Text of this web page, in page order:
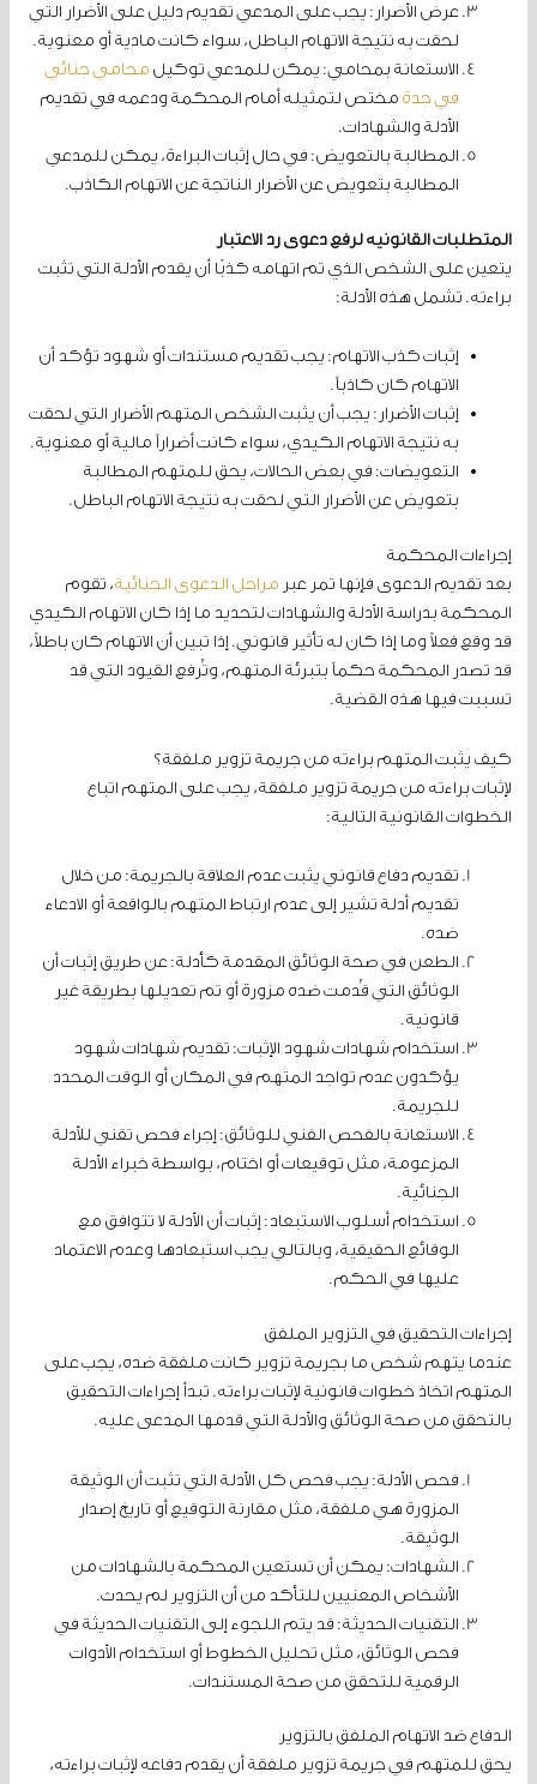
عرض الأضرار: يجب على المدعي تقديم دليل على الأضرار التي
لحقت به نتيجة الاتهام الباطل، سواء كانت مادية أو معنوية.
الاستعانة بمحامي: يمكن للمدعي توكيلمحامي جنائي
في جدة مختص لتمثيله أمام المحكمة ودعمه في تقديم
الأدلة والشهادات.
المطالبة بالتعويض: في حال إثبات البراءة، يمكن للمدعي
المطالبة بتعويض عن الأضرار الناتجة عن الاتهام الكاذب.
المتطلبات القانونية لرفع دعوى رد الاعتبار
يتعين على الشخص الذي تم اتهامه كذبًا أن يقدم الأدلة التي تثبت
براءته. تشمل هذه الأدلة:
إثبات كذب الاتهام: يجب تقديم مستندات أو شهود تؤكد أن
الاتهام كان كاذباً.
إثبات الأضرار: يجب أن يثبت الشخص المتهم الأضرار التي لحقت
به نتيجة الاتهام الكيدي، سواء كانت أضراراً مالية أو معنوية.
التعويضات: في بعض الحالات، يحق للمتهم المطالبة
بتعويض عن الأضرار التي لحقت به نتيجة الاتهام الباطل.
إجراءات المحكمة
بعد تقديم الدعوى فإنها تمر عبرمراحل الدعوى الجنائية، تقوم
المحكمة بدراسة الأدلة والشهادات لتحديد ما إذا كان الاتهام الكيدي
قد وقع فعلاً وما إذا كان له تأثير قانوني. إذا تبين أن الاتهام كان باطلاً،
قد تصدر المحكمة حكماً بتبرئة المتهم، وتُرفع القيود التي قد
تسببت فيها هذه القضية.
كيف يثبت المتهم براءته من جريمة تزوير ملفقة؟
لإثبات براءته من جريمة تزوير ملفقة، يجب على المتهم اتباع
الخطوات القانونية التالية:
تقديم دفاع قانوني يثبت عدم العلاقة بالجريمة: من خلال
تقديم أدلة تشير إلى عدم ارتباط المتهم بالواقعة أو الادعاء
ضده.
الطعن في صحة الوثائق المقدمة كأدلة: عن طريق إثبات أن
الوثائق التي قُدمت ضده مزورة أو تم تعديلها بطريقة غير
قانونية.
استخدام شهادات شهود الإثبات: تقديم شهادات شهود
يؤكدون عدم تواجد المتهم في المكان أو الوقت المحدد
للجريمة.
الاستعانة بالفحص الفني للوثائق: إجراء فحص تقني للأدلة
المزعومة، مثل توقيعات أو اختام، بواسطة خبراء الأدلة
الجنائية.
استخدام أسلوب الاستبعاد: إثبات أن الأدلة لا تتوافق مع
الوقائع الحقيقية، وبالتالي يجب استبعادها وعدم الاعتماد
عليها في الحكم.
إجراءات التحقيق في التزوير الملفق
عندما يتهم شخص ما بجريمة تزوير كانت ملفقة ضده، يجب على
المتهم اتخاذ خطوات قانونية لإثبات براءته. تبدأ إجراءات التحقيق
بالتحقق من صحة الوثائق والأدلة التي قدمها المدعى عليه.
فحص الأدلة: يجب فحص كل الأدلة التي تثبت أن الوثيقة
المزورة هي ملفقة، مثل مقارنة التوقيع أو تاريخ إصدار
الوثيقة.
الشهادات: يمكن أن تستعين المحكمة بالشهادات من
الأشخاص المعنيين للتأكد من أن التزوير لم يحدث.
التقنيات الحديثة: قد يتم اللجوء إلى التقنيات الحديثة في
فحص الوثائق، مثل تحليل الخطوط أو استخدام الأدوات
الرقمية للتحقق من صحة المستندات.
الدفاع ضد الاتهام الملفق بالتزوير
يحق للمتهم في جريمة تزوير ملفقة أن يقدم دفاعه لإثبات براءته،